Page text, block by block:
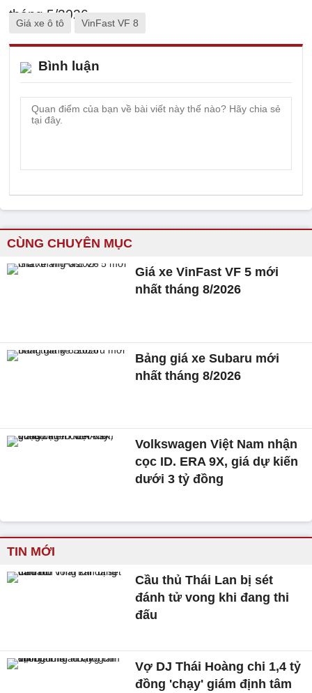
Giá xe ô tô VinFast VF 8
Bình luận
CÙNG CHUYÊN MỤC
Giá xe VinFast VF 5 mới
nhất tháng 8/2026
Bảng giá xe Subaru mới
nhất tháng 8/2026
Volkswagen Việt Nam nhận
cọc ID. ERA 9X, giá dự kiến
dưới 3 tỷ đồng
TIN MỚI
Cầu thủ Thái Lan bị sét
đánh tử vong khi đang thi
đấu
Vợ DJ Thái Hoàng chi 1,4 tỷ
đồng 'chạy' giám định tâm